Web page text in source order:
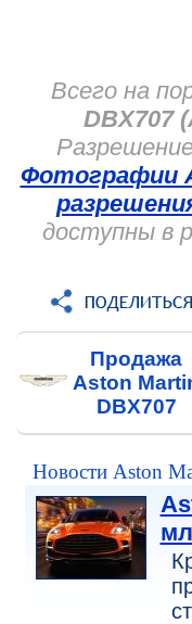
Всего на
DBX707
Фотографии
доступны в
Продажа
Aston
DBX707
Новости Aston